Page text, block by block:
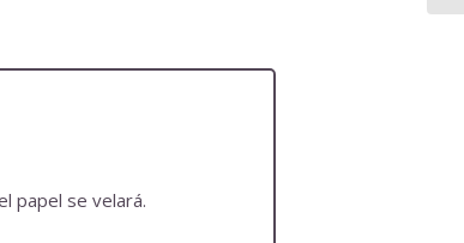
papel se velará.